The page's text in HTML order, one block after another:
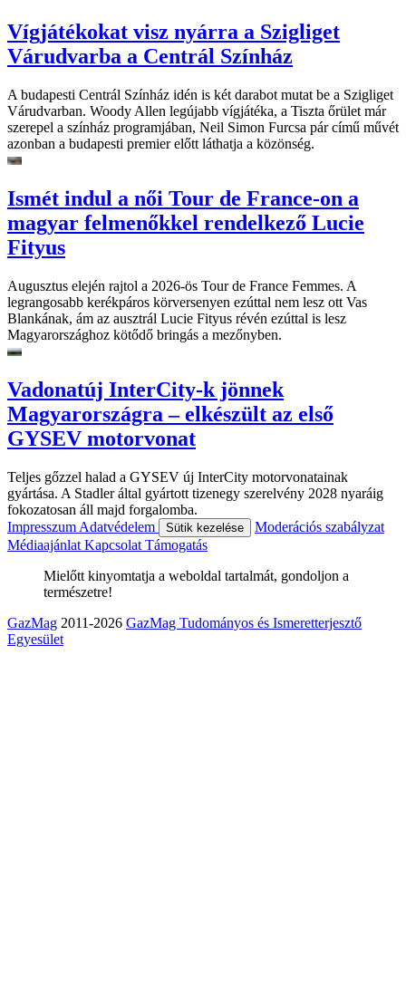
Vígjátékokat visz nyárra a Szigliget
Várudvarba a Centrál Színház
A budapesti Centrál Színház idén is két darabot mutat be a Szigliget
Várudvarban. Woody Allen legújabb vígjátéka, a Tiszta őrület már
szerepel a színház programjában, Neil Simon Furcsa pár című művét
azonban a budapesti premier előtt láthatja a közönség.
Ismét indul a női Tour de France-on a
magyar felmenőkkel rendelkező Lucie
Fityus
Augusztus elején rajtol a 2026-ös Tour de France Femmes. A
legrangosabb kerékpáros körversenyen ezúttal nem lesz ott Vas
Blankának, ám az ausztrál Lucie Fityus révén ezúttal is lesz
Magyarországhoz kötődő bringás a mezőnyben.
Vadonatúj InterCity-k jönnek
Magyarországra – elkészült az első
GYSEV motorvonat
Teljes gőzzel halad a GYSEV új InterCity motorvonatainak
gyártása. A Stadler által gyártott tizenegy szerelvény 2028 nyaráig
fokozatosan áll majd forgalomba.
Impresszum Adatvédelem Sütik kezelése
Moderációs szabályzat
Médiaajánlat Kapcsolat Támogatás
Mielőtt kinyomtatja a weboldal tartalmát, gondoljon a
természetre!
GazMag 2011-2026 GazMag Tudományos és Ismeretterjesztő
Egyesület